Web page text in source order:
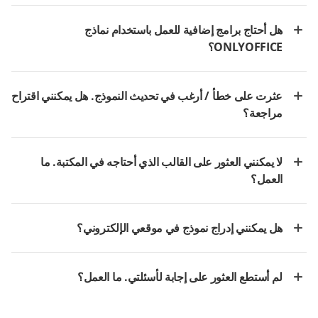
هل أحتاج برامج إضافية للعمل باستخدام نماذج
ONLYOFFICE؟
عثرت على خطأ / أرغب في تحديث النموذج. هل يمكنني اقتراح
مراجعة؟
لا يمكنني العثور على القالب الذي أحتاجه في المكتبة. ما
العمل؟
هل يمكنني إدراج نموذج في موقعي الإلكتروني؟
لم أستطع العثور على إجابة لأسئلتي. ما العمل؟